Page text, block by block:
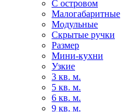
С островом
Малогабаритные
Модульные
Скрытые ручки
Размер
Мини-кухни
Узкие
3 кв. м.
5 кв. м.
6 кв. м.
9 кв. м.